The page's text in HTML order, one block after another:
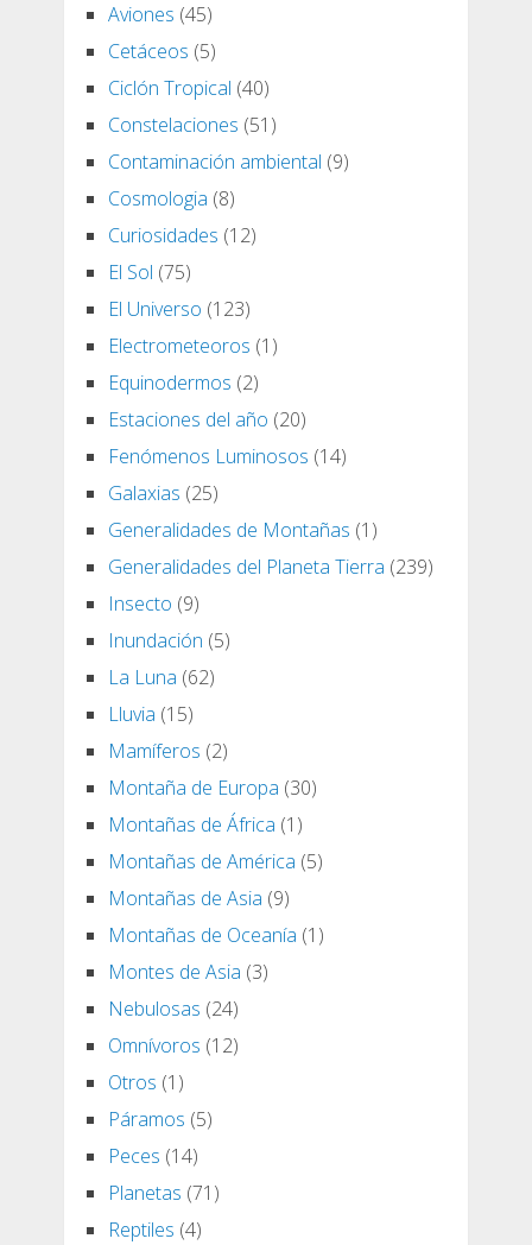
Aviones (45)
Cetáceos (5)
Ciclón Tropical (40)
Constelaciones (51)
Contaminación ambiental (9)
Cosmologia (8)
Curiosidades (12)
El Sol (75)
El Universo (123)
Electrometeoros (1)
Equinodermos (2)
Estaciones del año (20)
Fenómenos Luminosos (14)
Galaxias (25)
Generalidades de Montañas (1)
Generalidades del Planeta Tierra (239)
Insecto (9)
Inundación (5)
La Luna (62)
Lluvia (15)
Mamíferos (2)
Montaña de Europa (30)
Montañas de África (1)
Montañas de América (5)
Montañas de Asia (9)
Montañas de Oceanía (1)
Montes de Asia (3)
Nebulosas (24)
Omnívoros (12)
Otros (1)
Páramos (5)
Peces (14)
Planetas (71)
Reptiles (4)